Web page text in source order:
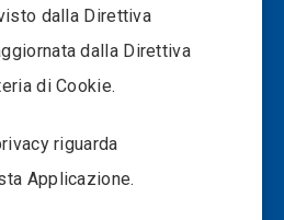
dalla Direttiva
dalla Direttiva
di Cookie.
riguarda
Applicazione.